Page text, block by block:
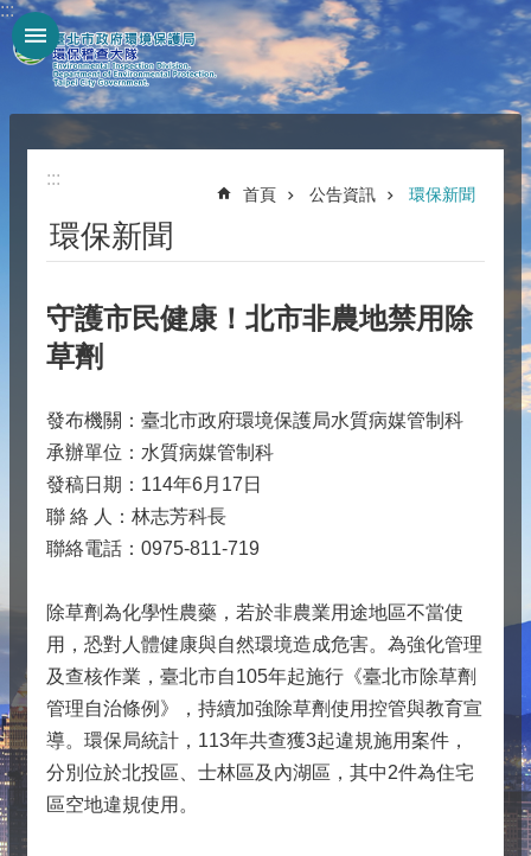
跳到主要內容區塊
:::
:::
首頁 公告資訊 環保新聞
環保新聞
守護市民健康！北市非農地禁用除
草劑
發布機關：臺北市政府環境保護局水質病媒管制科
承辦單位：水質病媒管制科
發稿日期：114年6月17日
聯 絡 人：林志芳科長
聯絡電話：0975-811-719
除草劑為化學性農藥，若於非農業用途地區不當使
用，恐對人體健康與自然環境造成危害。為強化管理
及查核作業，臺北市自105年起施行《臺北市除草劑
管理自治條例》，持續加強除草劑使用控管與教育宣
導。環保局統計，113年共查獲3起違規施用案件，
分別位於北投區、士林區及內湖區，其中2件為住宅
區空地違規使用。